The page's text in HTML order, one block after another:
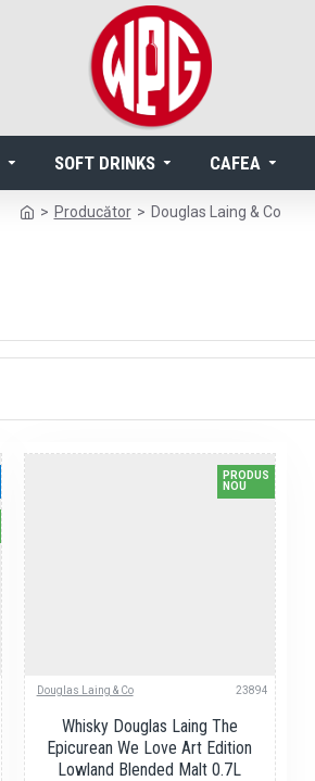
SOFT DRINKS CAFEA
Producător Douglas Laing & Co
PRODUS
NOU
Douglas Laing & Co 23894
Whisky Douglas Laing The
Epicurean We Love Art Edition
Lowland Blended Malt 0.7L